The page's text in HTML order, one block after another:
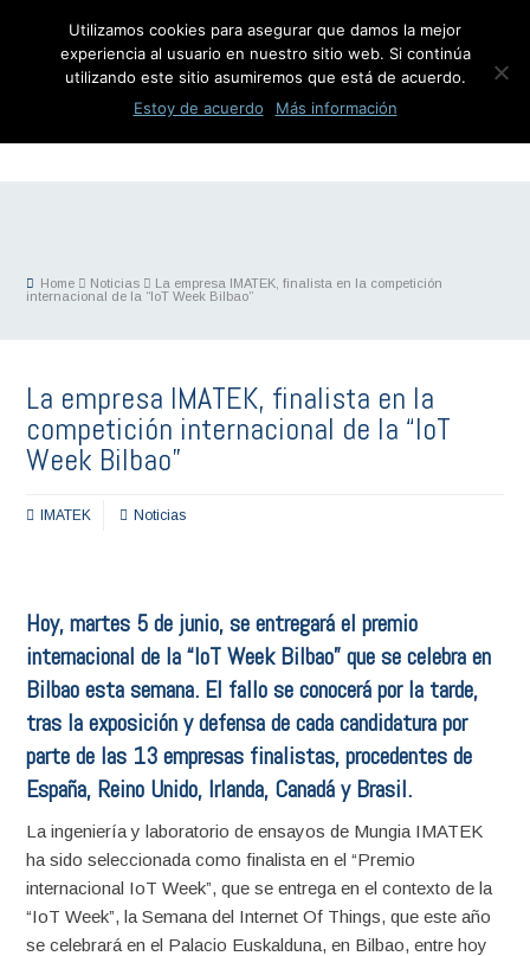
Home Noticias
La empresa IMATEK, finalista en la competición
internacional de la “IoT Week Bilbao”
La empresa IMATEK, finalista en la
competición internacional de la “IoT
Week Bilbao”
IMATEK Noticias
Hoy, martes 5 de junio, se entregará el premio
internacional de la “IoT Week Bilbao” que se celebra en
Bilbao esta semana. El fallo se conocerá por la tarde,
tras la exposición y defensa de cada candidatura por
parte de las 13 empresas finalistas, procedentes de
España, Reino Unido, Irlanda, Canadá y Brasil.
La ingeniería y laboratorio de ensayos de Mungia IMATEK
ha sido seleccionada como finalista en el “Premio
internacional IoT Week”, que se entrega en el contexto de la
“IoT Week”, la Semana del Internet Of Things, que este año
se celebrará en el Palacio Euskalduna, en Bilbao, entre hoy
Utilizamos cookies para asegurar que damos la mejor
experiencia al usuario en nuestro sitio web. Si continúa
utilizando este sitio asumiremos que está de acuerdo.
Estoy de acuerdo
Más información